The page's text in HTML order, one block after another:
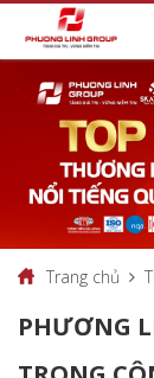
Trang chủ
PHƯƠNG